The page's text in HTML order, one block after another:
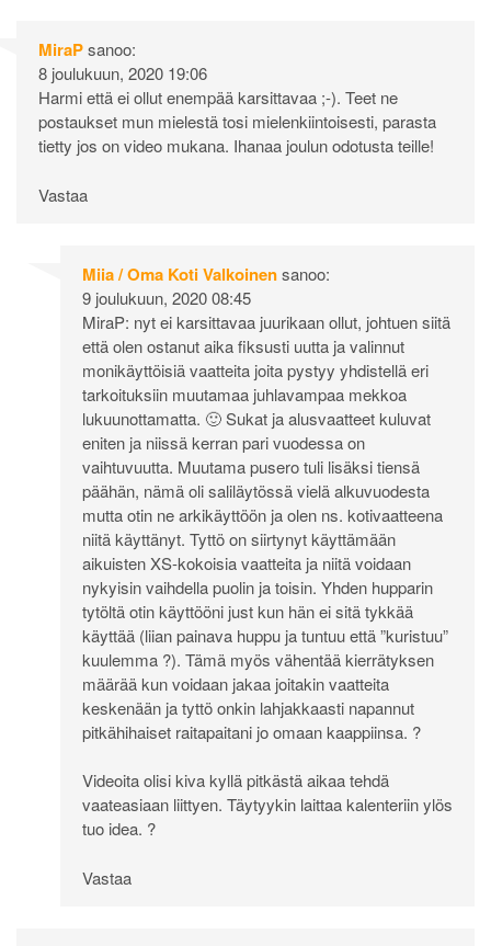
MiraPsanoo:
8 joulukuun, 2020 19:06
Harmi että ei ollut enempää karsittavaa ;-). Teet ne
postaukset mun mielestä tosi mielenkiintoisesti, parasta
tietty jos on video mukana. Ihanaa joulun odotusta teille!
Vastaa
Miia / Oma Koti Valkoinensanoo:
9 joulukuun, 2020 08:45
MiraP: nyt ei karsittavaa juurikaan ollut, johtuen siitä
että olen ostanut aika fiksusti uutta ja valinnut
monikäyttöisiä vaatteita joita pystyy yhdistellä eri
tarkoituksiin muutamaa juhlavampaa mekkoa
lukuunottamatta. 🙂 Sukat ja alusvaatteet kuluvat
eniten ja niissä kerran pari vuodessa on
vaihtuvuutta. Muutama pusero tuli lisäksi tiensä
päähän, nämä oli saliläytössä vielä alkuvuodesta
mutta otin ne arkikäyttöön ja olen ns. kotivaatteena
niitä käyttänyt. Tyttö on siirtynyt käyttämään
aikuisten XS-kokoisia vaatteita ja niitä voidaan
nykyisin vaihdella puolin ja toisin. Yhden hupparin
tytöltä otin käyttööni just kun hän ei sitä tykkää
käyttää (liian painava huppu ja tuntuu että ”kuristuu”
kuulemma ?). Tämä myös vähentää kierrätyksen
määrää kun voidaan jakaa joitakin vaatteita
keskenään ja tyttö onkin lahjakkaasti napannut
pitkähihaiset raitapaitani jo omaan kaappiinsa. ?
Videoita olisi kiva kyllä pitkästä aikaa tehdä
vaateasiaan liittyen. Täytyykin laittaa kalenteriin ylös
tuo idea. ?
Vastaa